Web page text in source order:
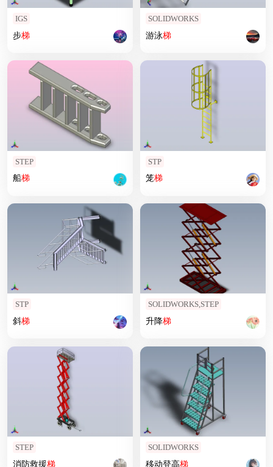
IGS
步梯
SOLIDWORKS
游泳梯
STEP
船梯
STP
笼梯
STP
斜梯
SOLIDWORKS,STEP
升降梯
STEP
消防救援梯
SOLIDWORKS
移动登高梯